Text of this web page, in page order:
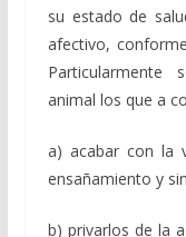
su estado de
afectivo,
animal los que a
a) acabar con la
ensañamiento y
b) privarlos de la